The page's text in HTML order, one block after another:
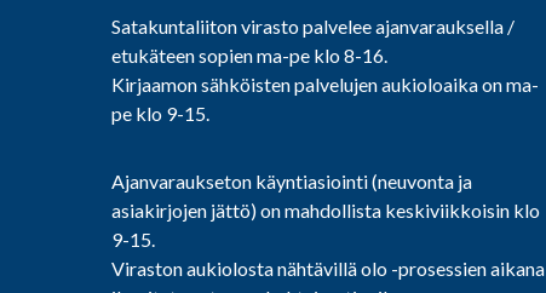
Satakuntaliiton virasto palvelee ajanvarauksella /
etukäteen sopien ma-pe klo 8-16.
Kirjaamon sähköisten palvelujen aukioloaika on ma-
pe klo 9-15.
Ajanvaraukseton käyntiasiointi (neuvonta ja
asiakirjojen jättö) on mahdollista keskiviikkoisin klo
9-15.
Viraston aukiolosta nähtävillä olo -prosessien aikana